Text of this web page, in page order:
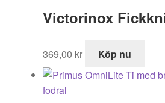
Victorinox
369,00 kr Köp nu